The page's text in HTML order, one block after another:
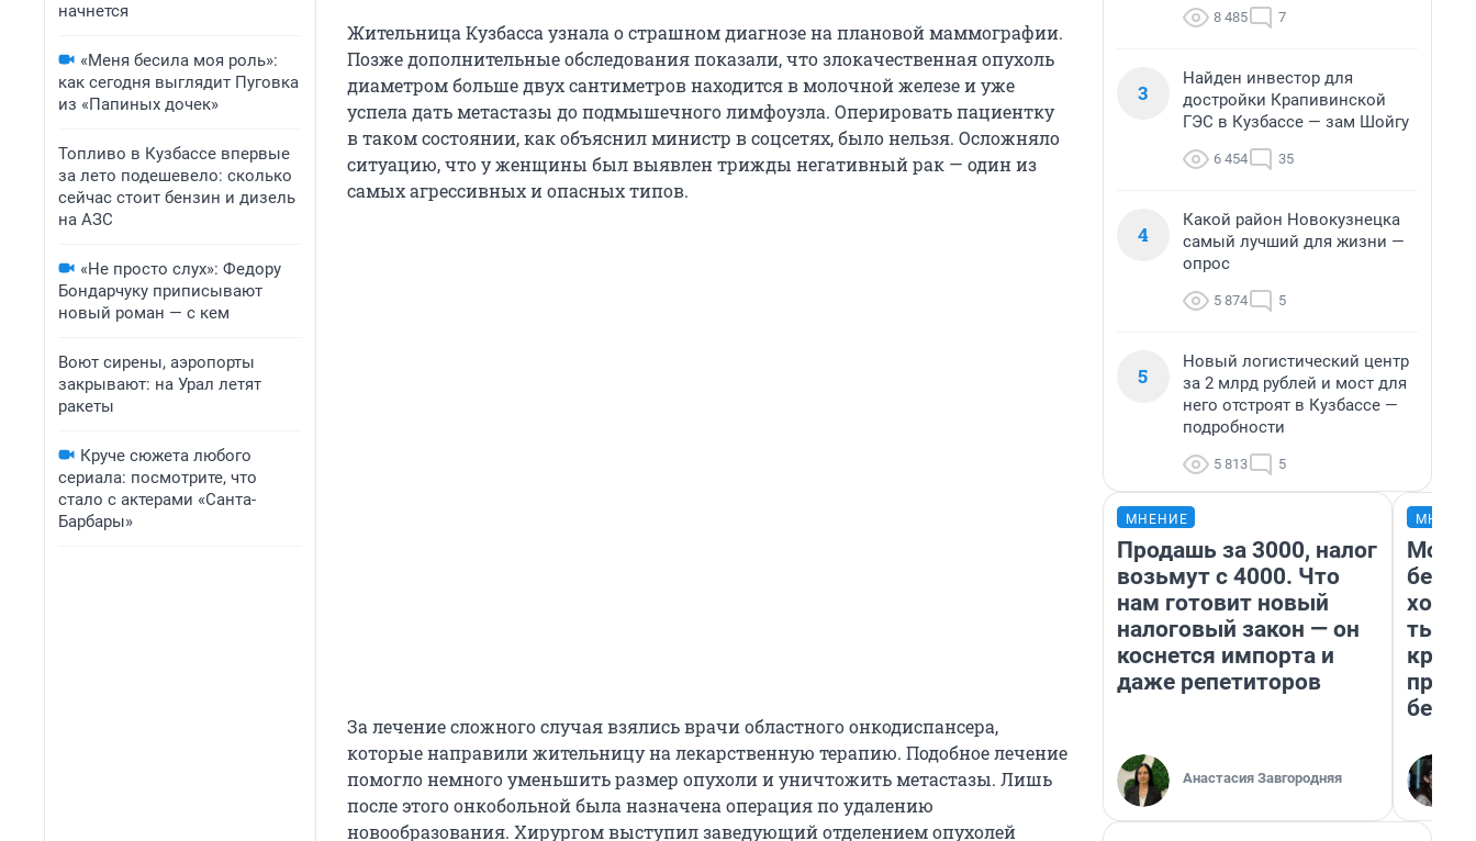
начнется
«Меня бесила моя роль»:
как сегодня выглядит Пуговка
из «Папиных дочек»
Топливо в Кузбассе впервые
за лето подешевело: сколько
сейчас стоит бензин и дизель
на АЗС
«Не просто слух»: Федору
Бондарчуку приписывают
новый роман — с кем
Воют сирены, аэропорты
закрывают: на Урал летят
ракеты
Круче сюжета любого
сериала: посмотрите, что
стало с актерами «Санта-
Барбары»
Жительница Кузбасса узнала о страшном диагнозе на плановой маммографии.
Позже дополнительные обследования показали, что злокачественная опухоль
диаметром больше двух сантиметров находится в молочной железе и уже
успела дать метастазы до подмышечного лимфоузла. Оперировать пациентку
в таком состоянии, как объяснил министр в соцсетях, было нельзя. Осложняло
ситуацию, что у женщины был выявлен трижды негативный рак — один из
самых агрессивных и опасных типов.
За лечение сложного случая взялись врачи областного онкодиспансера,
которые направили жительницу на лекарственную терапию. Подобное лечение
помогло немного уменьшить размер опухоли и уничтожить метастазы. Лишь
после этого онкобольной была назначена операция по удалению
новообразования. Хирургом выступил заведующий отделением опухолей
8 485 7
3
Найден инвестор для
достройки Крапивинской
ГЭС в Кузбассе — зам Шойгу
6 454 35
4
Какой район Новокузнецка
самый лучший для жизни —
опрос
5 874 5
5
Новый логистический центр
за 2 млрд рублей и мост для
него отстроят в Кузбассе —
подробности
5 813 5
МНЕНИЕ
Продашь за 3000, налог
возьмут с 4000. Что
нам готовит новый
налоговый закон — он
коснется импорта и
даже репетиторов
Анастасия Завгородняя
Мой